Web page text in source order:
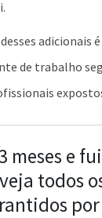
adicionais
de trabalho
meses e
todos